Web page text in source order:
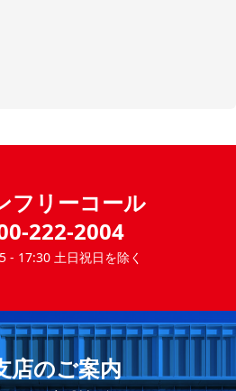
フリーコール
222-2004
- 17:30 土日祝日を除く
店のご案内